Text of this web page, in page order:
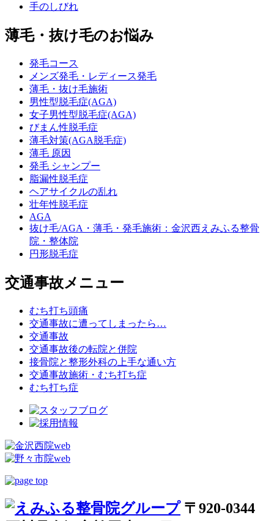
手のしびれ
薄毛・抜け毛のお悩み
発毛コース
メンズ発毛・レディース発毛
薄毛・抜け毛施術
男性型脱毛症(AGA)
女子男性型脱毛症(AGA)
びまん性脱毛症
薄毛対策(AGA脱毛症)
薄毛 原因
発毛 シャンプー
脂漏性脱毛症
ヘアサイクルの乱れ
壮年性脱毛症
AGA
抜け毛/AGA・薄毛・発毛施術：金沢西えみふる整骨
院・整体院
円形脱毛症
交通事故メニュー
むち打ち頭痛
交通事故に遭ってしまったら…
交通事故
交通事故後の転院と併院
接骨院と整形外科の上手な通い方
交通事故施術・むち打ち症
むち打ち症
〒920-0344